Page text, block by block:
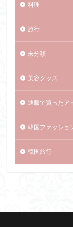
料理
旅行
未分類
美容グッズ
通販で買ったア
韓国ファッショ
韓国旅行